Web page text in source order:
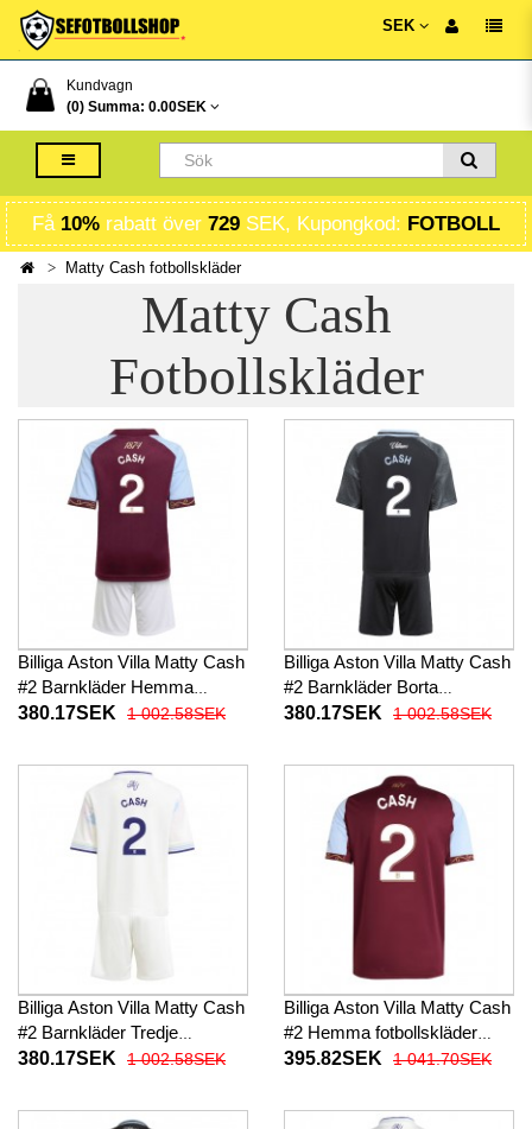
SEK
Kundvagn
(0) Summa: 0.00SEK
Få 10% rabatt över 729 SEK, Kupongkod: FOTBOLL
Matty Cash fotbollskläder
Matty Cash
Fotbollskläder
Billiga Aston Villa Matty Cash
#2 Barnkläder Hemma
fotbollskläder till baby 2025-
380.17SEK 1 002.58SEK
Billiga Aston Villa Matty Cash
#2 Barnkläder Borta
fotbollskläder till baby 2025-
380.17SEK 1 002.58SEK
Billiga Aston Villa Matty Cash
#2 Barnkläder Tredje
fotbollskläder till baby 2025-
380.17SEK 1 002.58SEK
Billiga Aston Villa Matty Cash
#2 Hemma fotbollskläder
2025-26 Kortärmad
395.82SEK 1 041.70SEK